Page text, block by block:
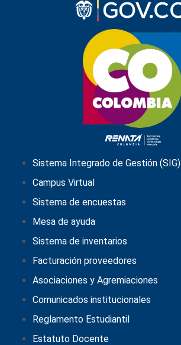
Sistema Integrado de Gestión (SIG)
Campus Virtual
Sistema de encuestas
Mesa de ayuda
Sistema de inventarios
Facturación proveedores
Asociaciones y Agremiaciones
Comunicados institucionales
Reglamento Estudiantil
Estatuto Docente